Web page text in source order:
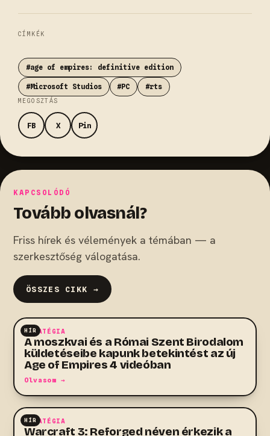
CÍMKÉK
#age of empires: definitive edition
#Microsoft Studios #PC #rts
MEGOSZTÁS
FB X Pin
KAPCSOLÓDÓ
Tovább olvasnál?
Friss hírek és vélemények a témában — a
szerkesztőség válogatása.
ÖSSZES CIKK →
HÍR
STRATÉGIA
A moszkvai és a Római Szent Birodalom
küldetéseibe kapunk betekintést az új
Age of Empires 4 videóban
Olvasom →
HÍR
STRATÉGIA
Warcraft 3: Reforged néven érkezik a